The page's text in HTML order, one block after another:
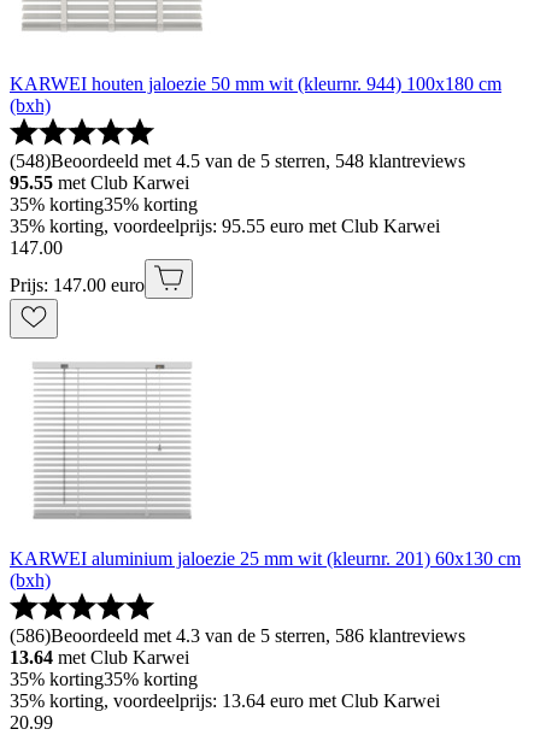
KARWEI houten jaloezie 50 mm wit (kleurnr. 944) 100x180 cm
(bxh)
(548)Beoordeeld met 4.5 van de 5 sterren, 548 klantreviews
95.55 met Club Karwei
35% korting35% korting
35% korting, voordeelprijs: 95.55 euro met Club Karwei
147.00
Prijs: 147.00 euro
KARWEI aluminium jaloezie 25 mm wit (kleurnr. 201) 60x130 cm
(bxh)
(586)Beoordeeld met 4.3 van de 5 sterren, 586 klantreviews
13.64 met Club Karwei
35% korting35% korting
35% korting, voordeelprijs: 13.64 euro met Club Karwei
20.99